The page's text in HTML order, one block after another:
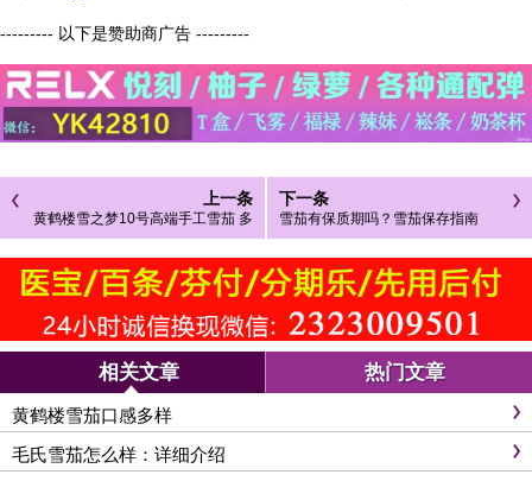
--------- 以下是赞助商广告 ---------
上一条
黄鹤楼雪之梦10号高端手工雪茄 多
下一条
雪茄有保质期吗？雪茄保存指南
相关文章 热门文章
黄鹤楼雪茄口感多样
毛氏雪茄怎么样：详细介绍